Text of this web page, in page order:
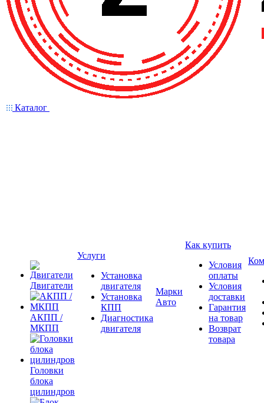
Каталог
Двигатели
АКПП /
МКПП
Головки
блока
цилиндров
Услуги
Установка
двигателя
Установка
КПП
Диагностика
двигателя
Марки
Авто
Как купить
Условия
оплаты
Условия
доставки
Гарантия
на товар
Возврат
товара